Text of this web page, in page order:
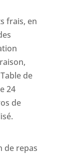
frais, en
de
24
de
de repas